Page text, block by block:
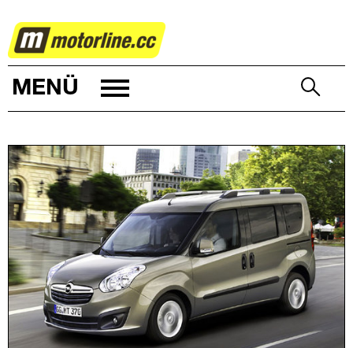
AUTOWELT
MENÜ